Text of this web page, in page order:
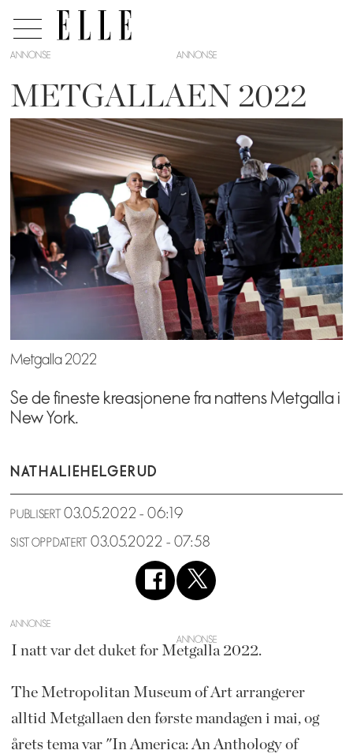
ANNONSE
METGALLAEN 2022
Metgalla 2022
Se de fineste kreasjonene fra nattens Metgalla i
New York.
NATHALIEHELGERUD
PUBLISERT 03.05.2022 - 06:19
SIST OPPDATERT 03.05.2022 - 07:58
ANNONSE
I natt var det duket for Metgalla 2022.
The Metropolitan Museum of Art arrangerer
alltid Metgallaen den første mandagen i mai, og
årets tema var "In America: An Anthology of